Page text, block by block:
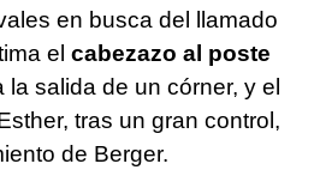
en busca del llamado
el cabezazo al poste
la salida de un córner, y el
tras un gran control,
de Berger.